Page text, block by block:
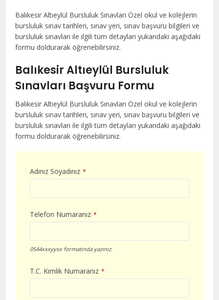
Balıkesir Altıeylül Bursluluk Sınavları Özel okul ve kolejlerin
bursluluk sınav tarihleri, sınav yeri, sınav başvuru bilgileri ve
bursluluk sınavları ile ilgili tüm detayları yukarıdaki aşağıdaki
formu doldurarak öğrenebilirsiniz.
Balıkesir Altıeylül Bursluluk
Sınavları Başvuru Formu
Balıkesir Altıeylül Bursluluk Sınavları Özel okul ve kolejlerin
bursluluk sınav tarihleri, sınav yeri, sınav başvuru bilgileri ve
bursluluk sınavları ile ilgili tüm detayları yukarıdaki aşağıdaki
formu doldurarak öğrenebilirsiniz.
Adınız Soyadınız *
Telefon Numaranız *
0544xxxyyxx formatında yazınız.
T.C. Kimlik Numaranız *